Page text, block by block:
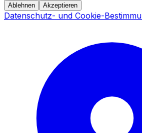
Ablehnen Akzeptieren
Datenschutz- und Cookie-